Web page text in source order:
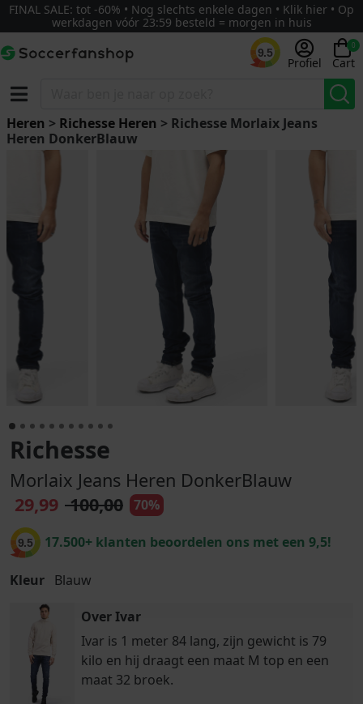
FINAL SALE: tot -60% • Nog slechts enkele dagen • Klik hier • Op
werkdagen vóór 23:59 besteld = morgen in huis
9.5
Profiel
0
Cart
Heren > Richesse Heren > Richesse Morlaix Jeans
Heren DonkerBlauw
Richesse
Morlaix Jeans Heren DonkerBlauw
29,99 100,00 70%
9.5 17.500+ klanten beoordelen ons met een 9,5!
Kleur Blauw
Over Ivar
Ivar is 1 meter 84 lang, zijn gewicht is 79
kilo en hij draagt een maat M top en een
maat 32 broek.